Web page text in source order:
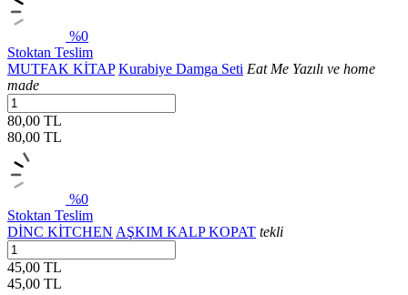
%0
Stoktan Teslim
MUTFAK KİTAP Kurabiye Damga Seti Eat Me Yazılı ve home
made
80,00 TL
80,00 TL
%0
Stoktan Teslim
DİNC KİTCHEN AŞKIM KALP KOPAT tekli
45,00 TL
45,00 TL